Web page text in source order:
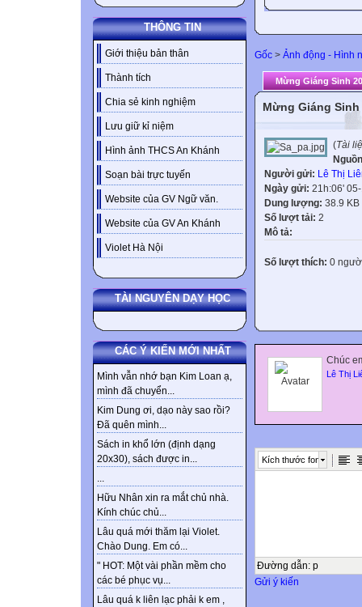
THÔNG TIN
Giới thiệu bản thân
Thành tích
Chia sẻ kinh nghiệm
Lưu giữ kỉ niệm
Hình ảnh THCS An Khánh
Soạn bài trực tuyến
Website của GV Ngữ văn.
Website của GV An Khánh
Violet Hà Nội
TÀI NGUYÊN DẠY HỌC
CÁC Ý KIẾN MỚI NHẤT
Mình vẫn nhớ bạn Kim Loan ạ,
mình đã chuyển...
Kim Dung ơi, dạo này sao rồi?
Đã quên mình...
Sách in khổ lớn (định dạng
20x30), sách được in...
...
Hữu Nhân xin ra mắt chủ nhà.
Kính chúc chủ...
Lâu quá mới thăm lại Violet.
Chào Dung. Em có...
" HOT: Một vài phần mềm cho
các bé phục vụ...
Lâu quá k liên lạc phải k em ,
Gốc > Ảnh động - Hình
Mừng Giáng Sinh
Mừng Giáng Sinh
(Tài
Người gửi: Lê Thị
Ngày gửi: 21h:06'
Dung lượng: 38.9 KB
Số lượt tải: 2
Mô tả:
Số lượt thích: 0
Chúc
Lê Thị
Kích thước font
Đường dẫn: p
Gửi ý kiến